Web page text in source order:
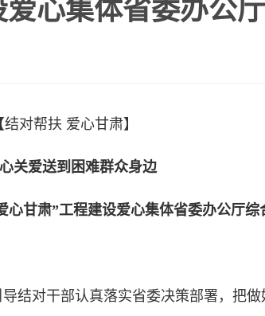
心集体省委办公
结对帮扶 爱心甘肃】
关爱送到困难群众身边
甘肃”工程建设爱心集体省委办公厅综
对干部认真落实省委决策部署，把做